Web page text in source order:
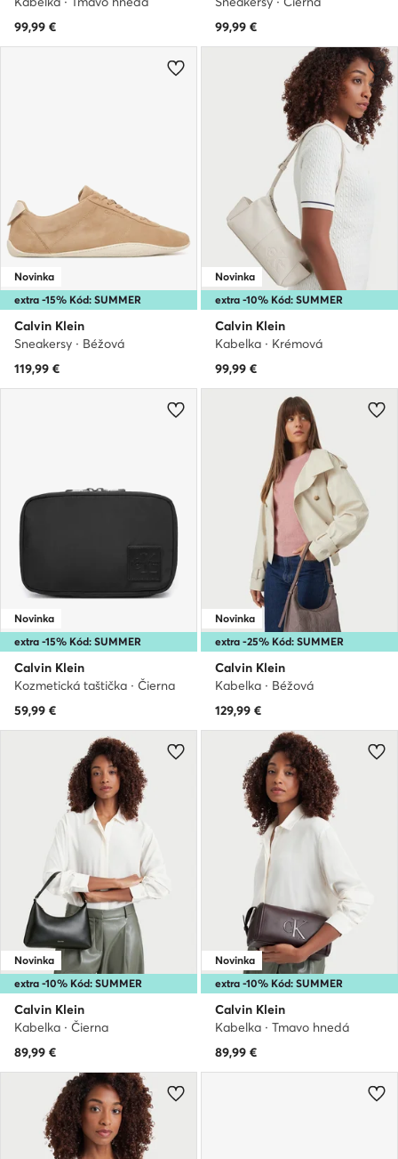
99,99 €
99,99 €
extra -15% Kód: SUMMER
Novinka
Calvin Klein
Sneakersy · Béžová
119,99 €
extra -10% Kód: SUMMER
Novinka
Calvin Klein
Kabelka · Krémová
99,99 €
extra -15% Kód: SUMMER
Novinka
Calvin Klein
Kozmetická taštička · Čierna
59,99 €
extra -25% Kód: SUMMER
Novinka
Calvin Klein
Kabelka · Béžová
129,99 €
extra -10% Kód: SUMMER
Novinka
Calvin Klein
Kabelka · Čierna
89,99 €
extra -10% Kód: SUMMER
Novinka
Calvin Klein
Kabelka · Tmavo hnedá
89,99 €